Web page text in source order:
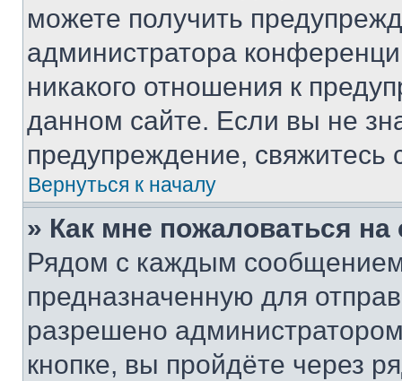
можете получить
администратора
никакого отношения к
данном сайте. Если вы не
предупреждение,
Вернуться к началу
» Как мне пожаловаться
Рядом с каждым сообщением
предназначенную для
разрешено
кнопке, вы пройдёте через